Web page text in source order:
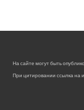
На сайте могут быть
При цитировании ссылка на